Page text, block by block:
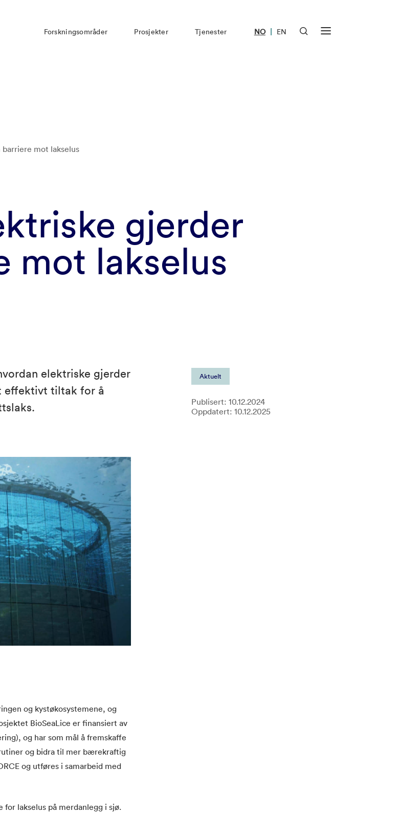
Forskningsområder Prosjekter Tjenester NO | EN
mot lakselus
gjerder
mot lakselus
Aktuelt
Publisert: 10.12.2024
Oppdatert: 10.12.2025
elektriske gjerder
effektivt tiltak for å
og kystøkosystemene, og
BioSeaLice er finansiert av
og har som mål å fremskaffe
og bidra til mer bærekraftig
og utføres i samarbeid med
for lakselus på merdanlegg i sjø.